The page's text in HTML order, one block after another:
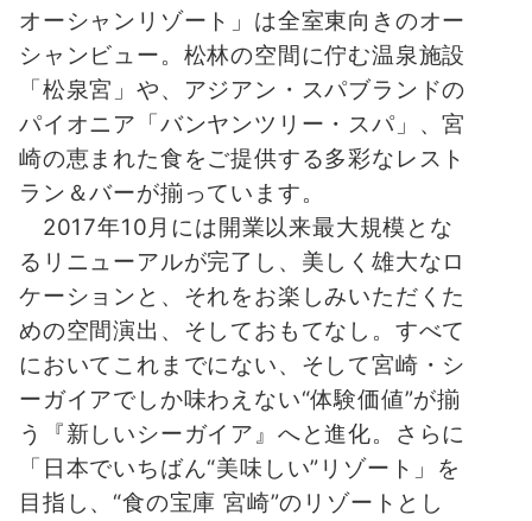
オーシャンリゾート」は全室東向きのオー
シャンビュー。松林の空間に佇む温泉施設
「松泉宮」や、アジアン・スパブランドの
パイオニア「バンヤンツリー・スパ」、宮
崎の恵まれた食をご提供する多彩なレスト
ラン＆バーが揃っています。
2017年10月には開業以来最大規模とな
るリニューアルが完了し、美しく雄大なロ
ケーションと、それをお楽しみいただくた
めの空間演出、そしておもてなし。すべて
においてこれまでにない、そして宮崎・シ
ーガイアでしか味わえない“体験価値”が揃
う『新しいシーガイア』へと進化。さらに
「日本でいちばん“美味しい”リゾート」を
目指し、“食の宝庫 宮崎”のリゾートとし